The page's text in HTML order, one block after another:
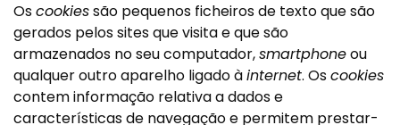
Oscookiessão pequenos ficheiros de texto que são
gerados pelos sites que visita e que são
armazenados no seu computador,smartphoneou
qualquer outro aparelho ligado àinternet. Oscookies
contem informação relativa a dados e
características de navegação e permitem prestar-